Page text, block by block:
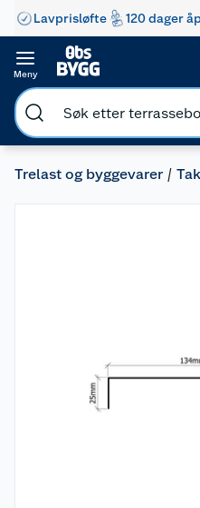
Lavprisløfte 120 dager
Meny
Trelast og byggevarer Tak